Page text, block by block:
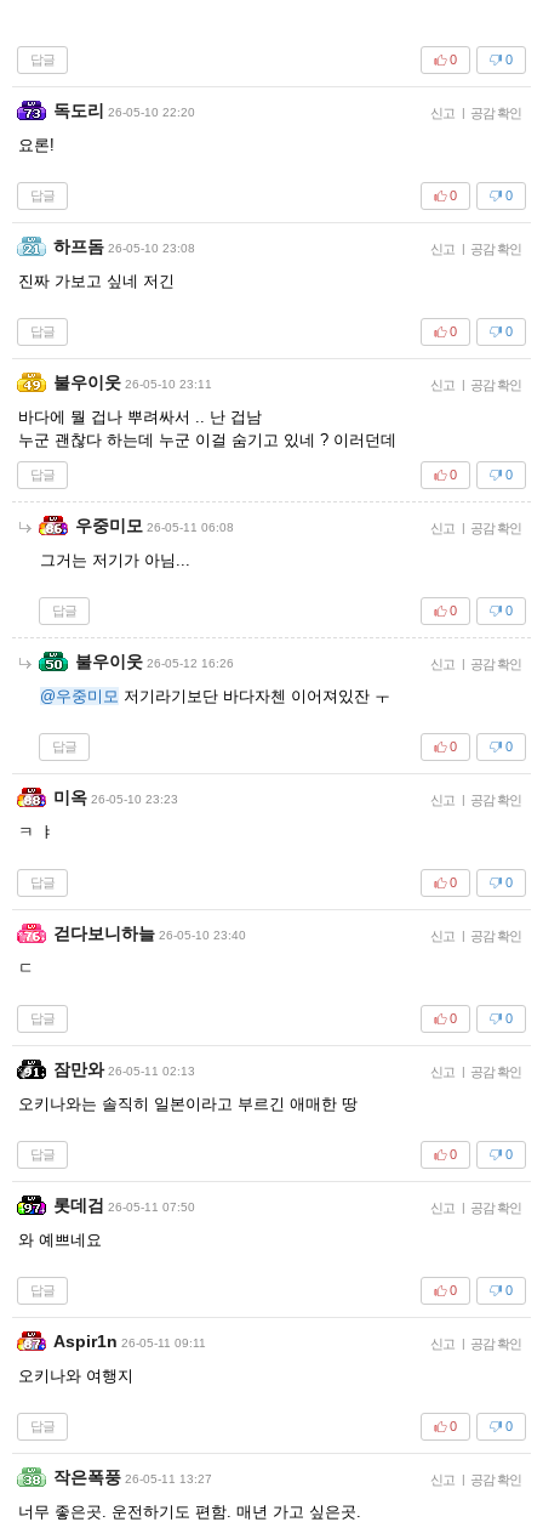
답글 0
0
독도리 26-05-10 22:20 신고 | 공감 확인
요론!
답글 0
0
하프돔 26-05-10 23:08 신고 | 공감 확인
진짜 가보고 싶네 저긴
답글 0
0
불우이웃 26-05-10 23:11 신고 | 공감 확인
바다에 뭘 겁나 뿌려싸서 .. 난 겁남
누군 괜찮다 하는데 누군 이걸 숨기고 있네 ? 이러던데
답글 0
0
우중미모 26-05-11 06:08 신고 | 공감 확인
그거는 저기가 아님...
답글 0
0
불우이웃 26-05-12 16:26 신고 | 공감 확인
@우중미모 저기라기보단 바다자첸 이어져있잔 ㅜ
답글 0
0
미옥 26-05-10 23:23 신고 | 공감 확인
ㅋ ㅑ
답글 0
0
걷다보니하늘 26-05-10 23:40 신고 | 공감 확인
ㄷ
답글 0
0
잠만와 26-05-11 02:13 신고 | 공감 확인
오키나와는 솔직히 일본이라고 부르긴 애매한 땅
답글 0
0
롯데검 26-05-11 07:50 신고 | 공감 확인
와 예쁘네요
답글 0
0
Aspir1n 26-05-11 09:11 신고 | 공감 확인
오키나와 여행지
답글 0
0
작은폭풍 26-05-11 13:27 신고 | 공감 확인
너무 좋은곳. 운전하기도 편함. 매년 가고 싶은곳.